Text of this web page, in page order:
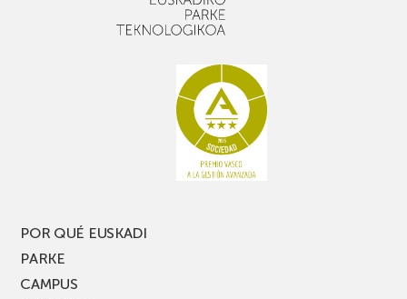
PARKEA
MUSIK
POR QUÉ EUSKADI
PARKE
CAMPUS